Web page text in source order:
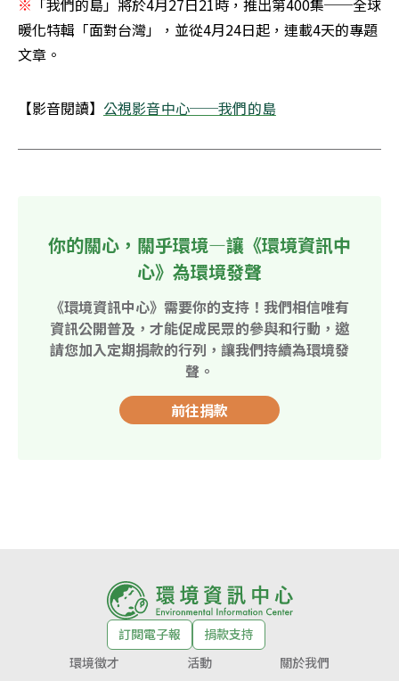
暖化特輯「面對台灣」，並從4月24日起，連載4天的專題
文章。
【影音閱讀】 公視影音中心──我們的島
你的關心，關乎環境—讓《環境資訊中
心》為環境發聲
《環境資訊中心》需要你的支持！我們相信唯有
資訊公開普及，才能促成民眾的參與和行動，邀
請您加入定期捐款的行列，讓我們持續為環境發
聲。
前往捐款
訂閱電子報
捐款支持
環境徵才
活動
關於我們